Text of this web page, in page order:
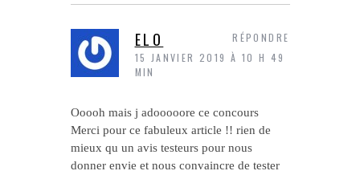
ELO
15 JANVIER 2019 À 10 H 49
MIN
Ooooh mais j adooooore ce concours
Merci pour ce fabuleux article !! rien de
mieux qu un avis testeurs pour nous
donner envie et nous convaincre de tester
RÉPONDRE